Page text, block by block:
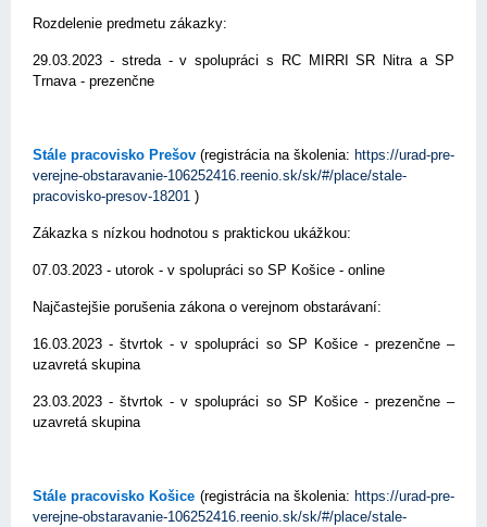
Rozdelenie predmetu zákazky:
29.03.2023 - streda - v spolupráci s RC MIRRI SR Nitra a SP
Trnava - prezenčne
Stále pracovisko Prešov (registrácia na školenia: https://urad-pre-
verejne-obstaravanie-106252416.reenio.sk/sk/#/place/stale-
pracovisko-presov-18201 )
Zákazka s nízkou hodnotou s praktickou ukážkou:
07.03.2023 - utorok - v spolupráci so SP Košice - online
Najčastejšie porušenia zákona o verejnom obstarávaní:
16.03.2023 - štvrtok - v spolupráci so SP Košice - prezenčne –
uzavretá skupina
23.03.2023 - štvrtok - v spolupráci so SP Košice - prezenčne –
uzavretá skupina
Stále pracovisko Košice (registrácia na školenia:https://urad-pre-
verejne-obstaravanie-106252416.reenio.sk/sk/#/place/stale-